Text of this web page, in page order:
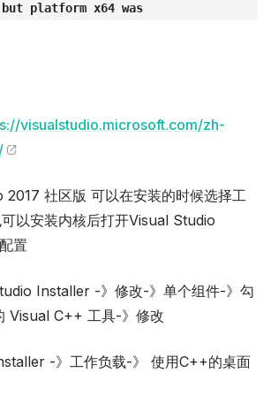
platform x64 was
visualstudio.microsoft.com/zh-
社区版 可以在安装的时候选择工
以安装内核后打开Visual Studio
置
Installer -》修改-》单个组件-》勾
Visual C++ 工具-》修改
-》工作负载-》 使用C++的桌面